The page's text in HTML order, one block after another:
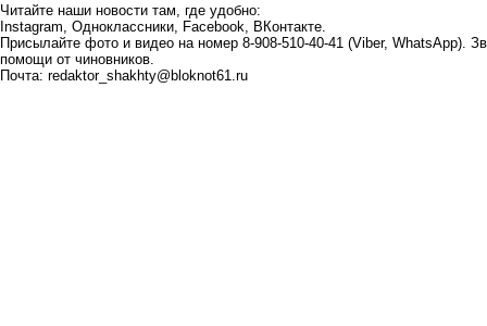
Читайте наши новости там, где удобно:
Instagram Одноклассники Facebook ВКонтакте
Присылайте фото и видео на номер 8-908-510-40-41 (Viber, WhatsApp).
помощи от чиновников.
Почта: redaktor_shakhty@bloknot61.ru